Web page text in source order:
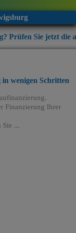
jetzt die aktuellen
in wenigen Schritten
Finanzierung Ihrer
Sie ...